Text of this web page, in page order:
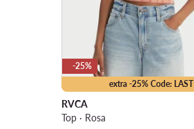
extra -25% Code: LAST
-25%
RVCA
Top · Rosa